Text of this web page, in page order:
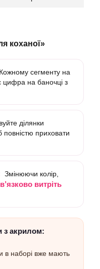
коханої»
Кожному сегменту на
цифра на баночці з
ділянки
приховати
Змінюючи колір,
витріть
з акрилом:
в наборі вже мають